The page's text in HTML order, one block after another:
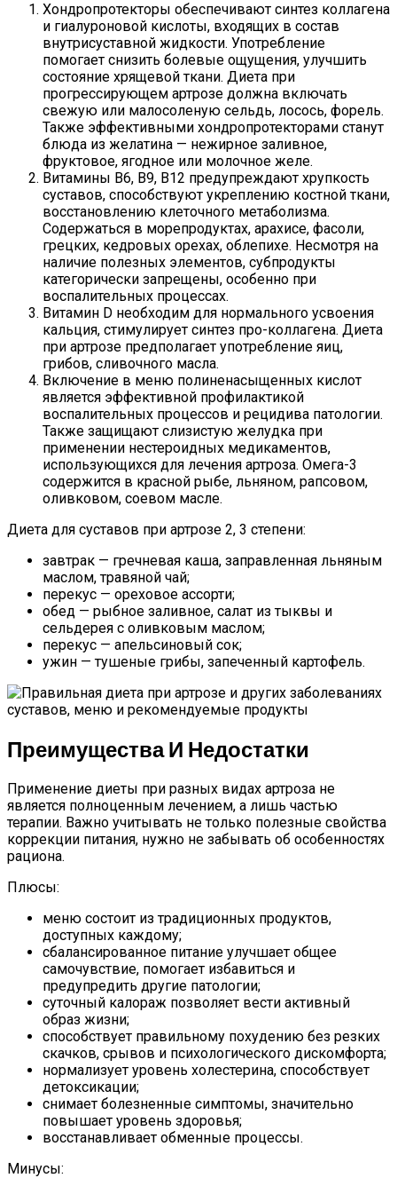
Хондропротекторы обеспечивают синтез коллагена
и гиалуроновой кислоты, входящих в состав
внутрисуставной жидкости. Употребление
помогает снизить болевые ощущения, улучшить
состояние хрящевой ткани. Диета при
прогрессирующем артрозе должна включать
свежую или малосоленую сельдь, лосось, форель.
Также эффективными хондропротекторами станут
блюда из желатина — нежирное заливное,
фруктовое, ягодное или молочное желе.
Витамины В6, В9, В12 предупреждают хрупкость
суставов, способствуют укреплению костной ткани,
восстановлению клеточного метаболизма.
Содержаться в морепродуктах, арахисе, фасоли,
грецких, кедровых орехах, облепихе. Несмотря на
наличие полезных элементов, субпродукты
категорически запрещены, особенно при
воспалительных процессах.
Витамин D необходим для нормального усвоения
кальция, стимулирует синтез про-коллагена. Диета
при артрозе предполагает употребление яиц,
грибов, сливочного масла.
Включение в меню полиненасыщенных кислот
является эффективной профилактикой
воспалительных процессов и рецидива патологии.
Также защищают слизистую желудка при
применении нестероидных медикаментов,
использующихся для лечения артроза. Омега-3
содержится в красной рыбе, льняном, рапсовом,
оливковом, соевом масле.
Диета для суставов при артрозе 2, 3 степени:
завтрак — гречневая каша, заправленная льняным
маслом, травяной чай;
перекус — ореховое ассорти;
обед — рыбное заливное, салат из тыквы и
сельдерея с оливковым маслом;
перекус — апельсиновый сок;
ужин — тушеные грибы, запеченный картофель.
Преимущества И Недостатки
Применение диеты при разных видах артроза не
является полноценным лечением, а лишь частью
терапии. Важно учитывать не только полезные свойства
коррекции питания, нужно не забывать об особенностях
рациона.
Плюсы:
меню состоит из традиционных продуктов,
доступных каждому;
сбалансированное питание улучшает общее
самочувствие, помогает избавиться и
предупредить другие патологии;
суточный калораж позволяет вести активный
образ жизни;
способствует правильному похудению без резких
скачков, срывов и психологического дискомфорта;
нормализует уровень холестерина, способствует
детоксикации;
снимает болезненные симптомы, значительно
повышает уровень здоровья;
восстанавливает обменные процессы.
Минусы: